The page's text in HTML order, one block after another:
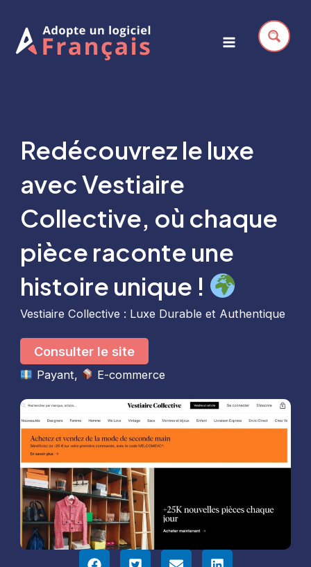
contenu
Redécouvrez le luxe
avec Vestiaire
Collective, où chaque
pièce raconte une
histoire unique !
Vestiaire Collective : Luxe Durable et Authentique
Consulter le site
Payant, E-commerce